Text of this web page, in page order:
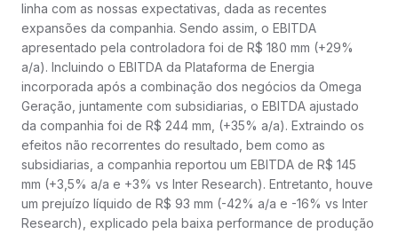
linha com as nossas expectativas, dada as recentes
expansões da companhia. Sendo assim, o EBITDA
apresentado pela controladora foi de R$ 180 mm (+29%
a/a). Incluindo o EBITDA da Plataforma de Energia
incorporada após a combinação dos negócios da Omega
Geração, juntamente com subsidiarias, o EBITDA ajustado
da companhia foi de R$ 244 mm, (+35% a/a). Extraindo os
efeitos não recorrentes do resultado, bem como as
subsidiarias, a companhia reportou um EBITDA de R$ 145
mm (+3,5% a/a e +3% vs Inter Research). Entretanto, houve
um prejuízo líquido de R$ 93 mm (-42% a/a e -16% vs Inter
Research), explicado pela baixa performance de produção